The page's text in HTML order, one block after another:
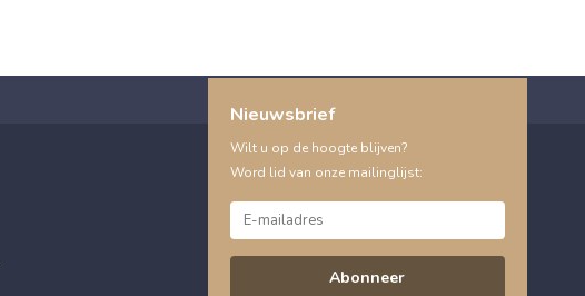
Nieuwsbrief
Wilt u op de hoogte blijven?
Word lid van onze mailinglijst:
Abonneer